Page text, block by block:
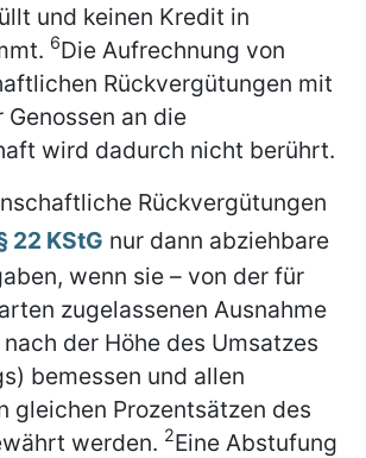
und keinen Kredit in
6Die Aufrechnung von
Rückvergütungen mit
Genossen an die
wird dadurch nicht berührt.
Rückvergütungen
22 KStG nur dann abziehbare
wenn sie – von der für
zugelassenen Ausnahme
der Höhe des Umsatzes
bemessen und allen
gleichen Prozentsätzen des
werden. 2Eine Abstufung